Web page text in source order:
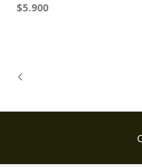
$5.900